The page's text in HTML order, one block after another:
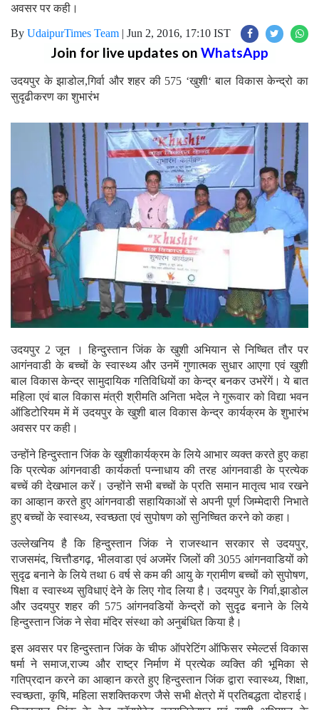
अवसर पर कही।
By UdaipurTimes Team | Jun 2, 2016, 17:10 IST
Join for live updates on WhatsApp
उदयपुर के झाडोल,गिर्वा और शहर की 575 ‘खुशी‘ बाल विकास केन्द्रो का
सुदृढीकरण का शुभारंभ
उदयपुर 2 जून । हिन्दुस्तान जिंक के खुशी अभियान से निष्चित तौर पर
आगंनवाडी के बच्चों के स्वास्थ्य और उनमें गुणात्मक सुधार आएगा एवं खुशी
बाल विकास केन्द्र सामुदायिक गतिविधियों का केन्द्र बनकर उभरेंगें। ये बात
महिला एवं बाल विकास मंत्री श्रीमति अनिता भदेल ने गुरूवार को विद्या भवन
ऑडिटोरियम में में उदयपुर के खुशी बाल विकास केन्द्र कार्यक्रम के शुभारंभ
अवसर पर कही।
उन्होंने हिन्दुस्तान जिंक के खुशीकार्यक्रम के लिये आभार व्यक्त करते हुए कहा
कि प्रत्येक आंगनवाडी कार्यकर्ता पन्नाधाय की तरह आंगनवाडी के प्रत्येक
बच्चें की देखभाल करें। उन्होंने सभी बच्चों के प्रति समान मातृत्व भाव रखने
का आव्हान करते हुए आंगनवाडी सहायिकाओं से अपनी पूर्ण जिम्मेदारी निभाते
हुए बच्चों के स्वास्थ्य, स्वच्छता एवं सुपोषण को सुनिष्चित करने को कहा।
उल्लेखनिय है कि हिन्दुस्तान जिंक ने राजस्थान सरकार से उदयपुर,
राजसमंद, चित्तौडगढ़, भीलवाडा एवं अजमेंर जिलों की 3055 आंगनवाडियों को
सुदृढ बनाने के लिये तथा 6 वर्ष से कम की आयु के ग्रामीण बच्चों को सुपोषण,
षिक्षा व स्वास्थ्य सुविधाएं देने के लिए गोद लिया है। उदयपुर के गिर्वा,झाडोल
और उदयपुर शहर की 575 आंगनवडियों केन्द्रों को सुदृढ बनाने के लिये
हिन्दुस्तान जिंक ने सेवा मंदिर संस्था को अनुबंधित किया है।
इस अवसर पर हिन्दुस्तान जिंक के चीफ ऑपरेटिंग ऑफिसर स्मेल्टर्स विकास
षर्मा ने समाज,राज्य और राष्ट्र निर्माण में प्रत्येक व्यक्ति की भूमिका से
गतिप्रदान करने का आव्हान करते हुए हिन्दुस्तान जिंक द्वारा स्वास्थ्य, शिक्षा,
स्वच्छता, कृषि, महिला सशक्तिकरण जैसे सभी क्षेत्रो में प्रतिबद्धता दोहराई।